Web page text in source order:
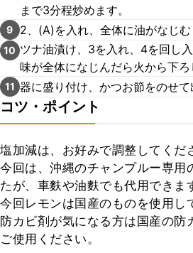
まで3分程炒めます。
9 2、(A)を入れ、全体に油がなじむ
10 ツナ油漬け、3を入れ、4を回し
味が全体になじんだら火から下ろ
11 器に盛り付け、かつお節をのせて
コツ・ポイント
塩加減は、お好みで調整してくだ
今回は、沖縄のチャンプルー専用
たが、車麩や油麩でも代用できま
今回レモンは国産のものを使用し
防カビ剤が気になる方は国産の防
ご使用ください。